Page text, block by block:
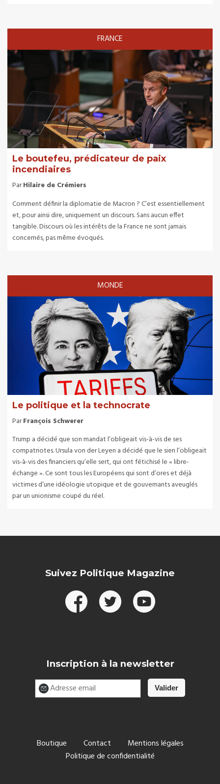
FRANCE
Le boutefeu, prédicateur de paix
incendiaires
ParHilaire de Crémiers
Comment définir la diplomatie de Macron ? C’est essentiellement
et, pour ainsi dire, uniquement un discours. Sans aucun effet
tangible. Discours où les intérêts de la France ne sont jamais
concernés, pas même évoqués.
MONDE
Le politique et la technocrate
ParFrançois Schwerer
Trump a décidé que son mandat l’obligeait vis-à-vis de ses
compatriotes. Ursula von der Leyen a décidé que le sien l’obligeait
vis-à-vis des financiers qu’elle sert, qui ont fétichisé le « libre-
échange ». Ce sont tous les Européens qui sont d’ores et déjà
victimes d’une idéologie utopique et de gouvernants aveuglés
par un unionisme coupé du réel.
Suivez Politique Magazine
Inscription à la newsletter
Boutique Contact
Mentions légales
Politique de confidentialité